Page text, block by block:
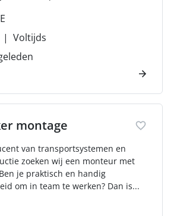
Voltijds
montage
van transportsystemen en
zoeken wij een monteur met
je praktisch en handig
om in team te werken? Dan is...